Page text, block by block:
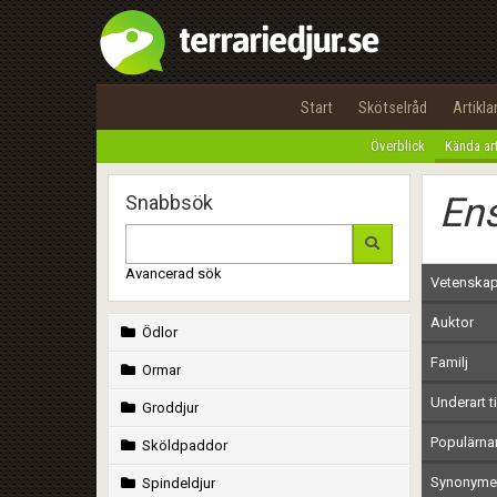
Start Skötselråd Artiklar
Överblick Kända
Snabbsök
Avancerad sök
Ödlor
Ormar
Groddjur
Sköldpaddor
Spindeldjur
Auktor
Familj
Underart till